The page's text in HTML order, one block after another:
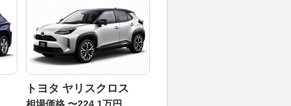
トヨタ ヤリスクロス
相場価格 〜224.1万円